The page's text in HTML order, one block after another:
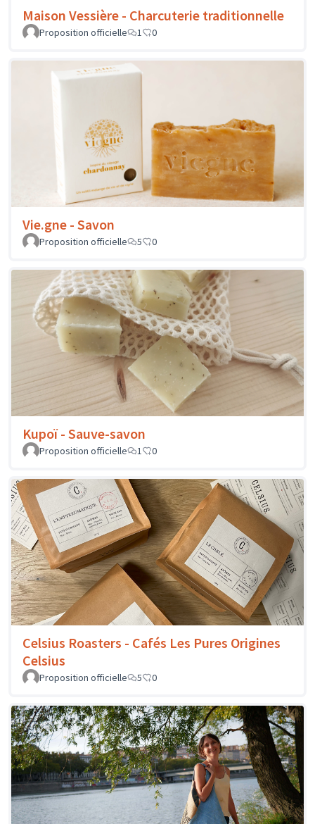
Maison Vessière - Charcuterie traditionnelle
Proposition officielle 1 0
Vie.gne - Savon
Proposition officielle 5 0
Kupoï - Sauve-savon
Proposition officielle 1 0
Celsius Roasters - Cafés Les Pures Origines
Celsius
Proposition officielle 5 0